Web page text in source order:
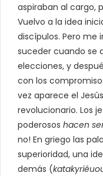
aspiraban al cargo,
Vuelvo a la idea
discípulos. Pero me
suceder cuando se
elecciones, y
con los
vez aparece el
revolucionario. Los
poderosos hacen
no! En griego las
superioridad, una
demás (